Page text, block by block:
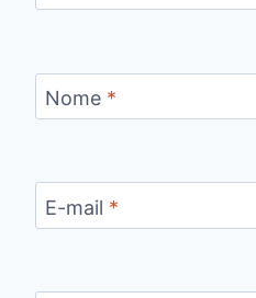
Nome *
E-mail *